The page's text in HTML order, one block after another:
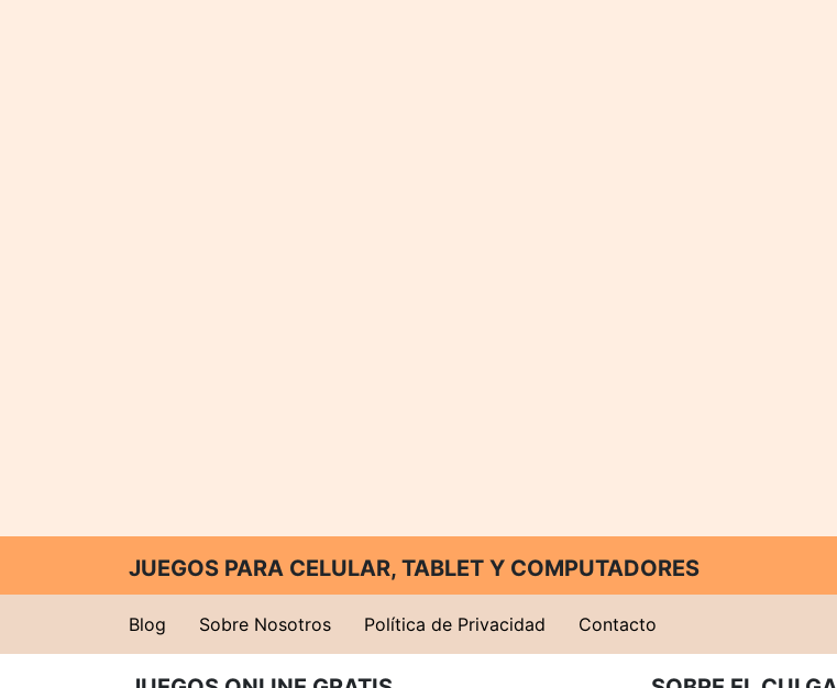
JUEGOS PARA CELULAR, TABLET Y COMPUTADORES
Blog Sobre Nosotros Política de Privacidad Contacto